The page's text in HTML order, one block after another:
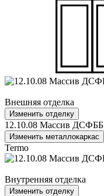
Внешняя отделка
Изменить отделку
12.10.08 Массив ДСФББ
Изменить металлокаркас
Termo
Внутренняя отделка
Изменить отделку